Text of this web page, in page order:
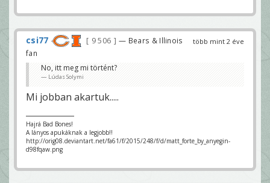
több mint 2 éve
csi77 9 506
— Bears & Illinois
fan
No, itt meg mi történt?
Lúdas Solymi
Mi jobban akartuk.....
Hajrá Bad Bones!
A lányos apukáknak a legjobb!!
http://orig08.deviantart.net/fa61/f/2015/248/f/d/matt_forte_by_anyegin-
d98fqaw.png